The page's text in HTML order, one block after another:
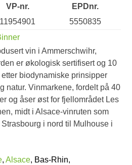
VP-nr.
11954901
EPDnr.
5550835
vin i Ammerschwihr,
er økologisk sertifisert og 10
biodynamiske prinsipper
natur. Vinmarkene, fordelt på 40
og åser øst for fjellområdet Les
midt i Alsace-vinruten som
i nord til Mulhouse i
,Alsace, Bas-Rhin,